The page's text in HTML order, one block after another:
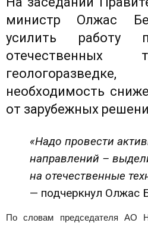
министр Олжас
усилить работу
отечественных
необходимость
от зарубежных
«Надо провести
направлений –
на отечественные
— подчеркнул Олжас
По словам председателя АО